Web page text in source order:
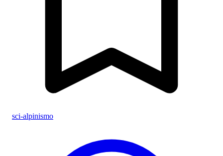
sci-alpinismo